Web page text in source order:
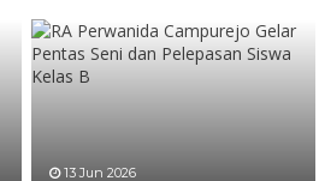
13 Jun 2026